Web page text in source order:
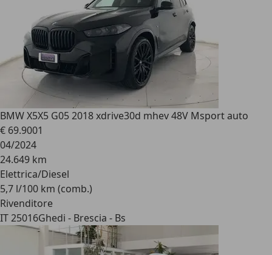
BMW X5X5 G05 2018 xdrive30d mhev 48V Msport auto
€ 69.9001
04/2024
24.649 km
Elettrica/Diesel
5,7 l/100 km (comb.)
Rivenditore
IT 25016Ghedi - Brescia - Bs